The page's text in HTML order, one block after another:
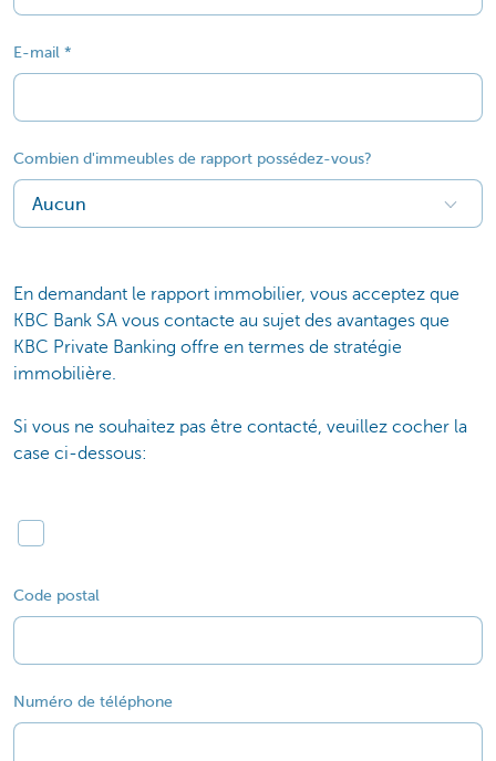
E-mail
Combien d'immeubles de rapport possédez-vous?
Aucun
En demandant le rapport immobilier, vous acceptez que
KBC Bank SA vous contacte au sujet des avantages que
KBC Private Banking offre en termes de stratégie
immobilière.
Si vous ne souhaitez pas être contacté, veuillez cocher la
case ci-dessous:
Code postal
Numéro de téléphone